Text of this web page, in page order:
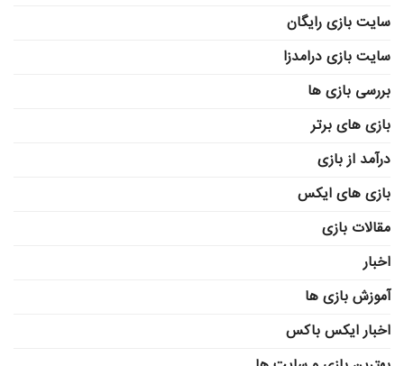
سایت بازی رایگان
سایت بازی درامدزا
بررسی بازی ها
بازی های برتر
درآمد از بازی
بازی های ایکس
مقالات بازی
اخبار
آموزش بازی ها
اخبار ایکس باکس